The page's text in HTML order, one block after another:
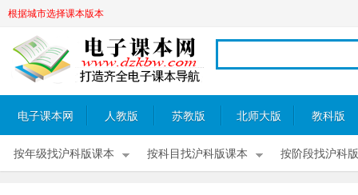
根据城市选择课本版本
电子课本网 人教版 苏教版 北师大版 教科版
按年级找沪科版课本 按科目找沪科版课本 按阶段找沪科